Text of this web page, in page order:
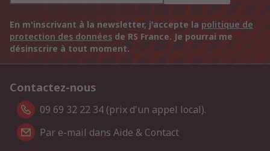
En m'inscrivant à la newsletter, j'accepte la politique de
protection des données de RS France. Je pourrai me
désinscrire à tout moment.
Contactez-nous
09 69 32 22 34 (prix d'un appel local).
Par e-mail dans Aide & Contact